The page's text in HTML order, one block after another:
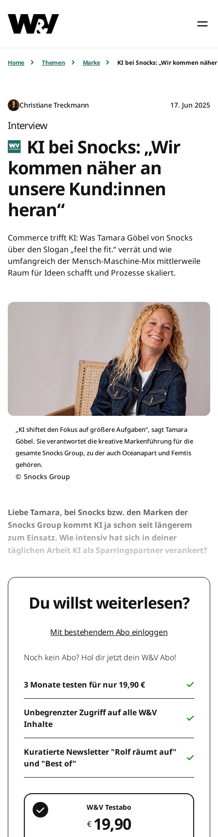
Home Themen Marke KI bei Snocks: „Wir kommen
Christiane Treckmann 17. Jun 2025
Interview
KI bei Snocks: „Wir
kommen näher an
unsere Kund:innen
heran“
Commerce trifft KI: Was Tamara Göbel von Snocks
über den Slogan „feel the fit.“ verrät und wie
umfangreich der Mensch-Maschine-Mix mittlerweile
Raum für Ideen schafft und Prozesse skaliert.
„KI shiftet den Fokus auf größere Aufgaben“, sagt Tamara
Göbel. Sie verantwortet die kreative Markenführung für die
gesamte Snocks Group, zu der auch Oceanapart und Femtis
gehören.
© Snocks Group
Liebe Tamara, bei Snocks bzw. den Marken der
Snocks Group kommt KI ja schon seit längerem
zum Einsatz. Wie intensiv hat sich in deiner
täglichen Arbeit KI als Sparringspartner verankert?
Du willst weiterlesen?
Mit bestehendem Abo einloggen
Noch kein Abo? Hol dir jetzt dein W&V Abo!
3 Monate testen für nur 19,90 €
Unbegrenzter Zugriff auf alle W&V
Inhalte
Kuratierte Newsletter "Rolf räumt auf"
und "Best of"
W&V Testabo
€ 19,90